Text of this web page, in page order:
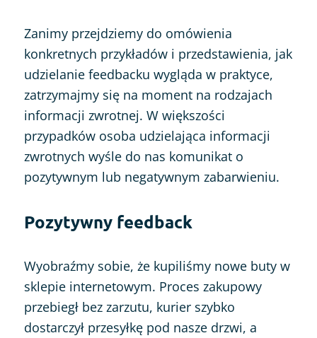
Zanimy przejdziemy do omówienia
konkretnych przykładów i przedstawienia, jak
udzielanie feedbacku wygląda w praktyce,
zatrzymajmy się na moment na rodzajach
informacji zwrotnej. W większości
przypadków osoba udzielająca informacji
zwrotnych wyśle do nas komunikat o
pozytywnym lub negatywnym zabarwieniu.
Pozytywny feedback
Wyobraźmy sobie, że kupiliśmy nowe buty w
sklepie internetowym. Proces zakupowy
przebiegł bez zarzutu, kurier szybko
dostarczył przesyłkę pod nasze drzwi, a